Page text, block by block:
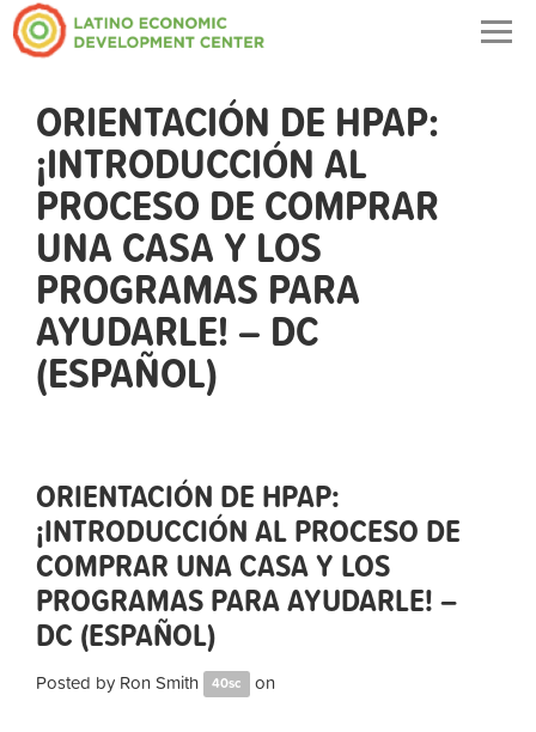
ORIENTACIÓN DE HPAP:
¡INTRODUCCIÓN AL
PROCESO DE COMPRAR
UNA CASA Y LOS
PROGRAMAS PARA
AYUDARLE! – DC
(ESPAÑOL)
ORIENTACIÓN DE HPAP:
¡INTRODUCCIÓN AL PROCESO DE
COMPRAR UNA CASA Y LOS
PROGRAMAS PARA AYUDARLE! –
DC (ESPAÑOL)
Posted by Ron Smith 40sc on